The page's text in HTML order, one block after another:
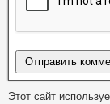
Этот сайт